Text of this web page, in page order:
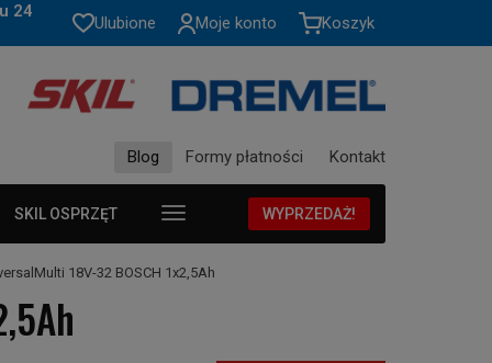
24
Ulubione Moje konto Koszyk
Blog Formy płatności Kontakt
SKIL OSPRZĘT WYPRZEDAŻ!
18V-32 BOSCH 1x2,5Ah